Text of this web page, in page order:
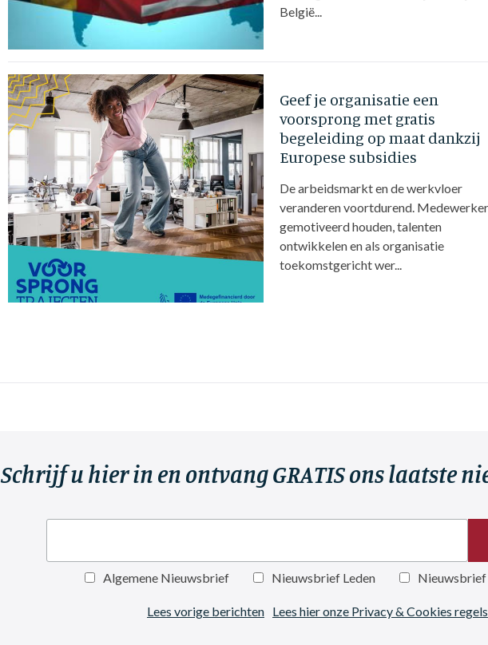
België...
Geef je organisatie een
voorsprong met gratis
begeleiding op maat dankzij
Europese subsidies
De arbeidsmarkt en de werkvloer
veranderen voortdurend.
gemotiveerd houden, talenten
ontwikkelen en als organisatie
toekomstgericht wer...
Schrijf u hier in en ontvang GRATIS ons laatste
Algemene Nieuwsbrief Nieuwsbrief Leden
Lees vorige berichten Lees hier onze Privacy & Cookies regels